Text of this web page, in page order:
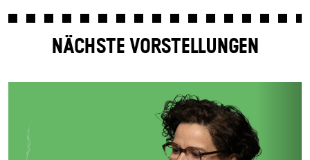
NÄCHSTE VORSTELLUNGEN